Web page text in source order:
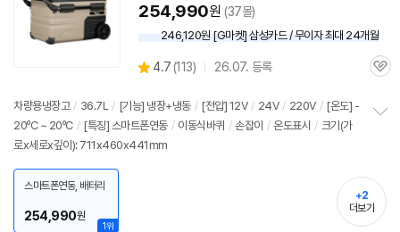
254,990원 (37몰)
246,120원 [G마켓] 삼성카드 / 무이자 최대 24개월
별
4.7 (상
리
뷰
113) 26.07. 등록
관
차량용냉장고 / 36.7L / [기능] 냉장+냉동 / [전압] 12V / 24V / 220V / [온도] -
20ºC ~ 20ºC / [특징] 스마트폰연동 / 이동식바퀴 / 손잡이 / 온도표시 / 크기(가
로x세로x깊이): 711x460x441mm
기
1위
스마트폰연동, 배터리
254,990원
+2
더보기
세부정보 열기/접기